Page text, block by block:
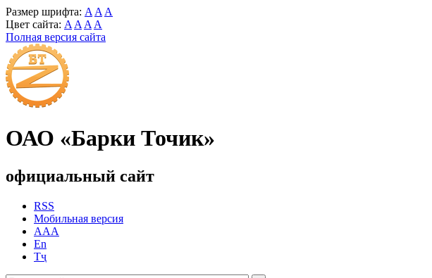
Размер шрифта: A A A
Цвет сайта: A A A A
Полная версия сайта
ОАО «Барки Точик»
официальный сайт
RSS
Мобильная версия
AAA
En
Тҷ